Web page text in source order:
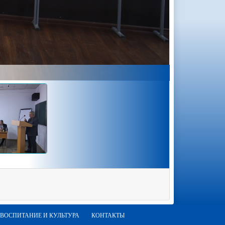
ВОСПИТАНИЕ И КУЛЬТУРА КОНТАКТЫ